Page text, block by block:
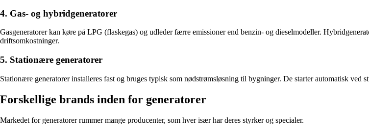
4. Gas- og hybridgeneratorer
Gasgeneratorer kan køre på LPG (flaskegas) og udleder færre emissioner end benzin- og dieselmodeller.
driftsomkostninger.
5. Stationære generatorer
Stationære generatorer installeres fast og bruges typisk som nødstrømsløsning til bygninger. De starter automatisk ved
Forskellige brands inden for generatorer
Markedet for generatorer rummer mange producenter, som hver især har deres styrker og specialer.